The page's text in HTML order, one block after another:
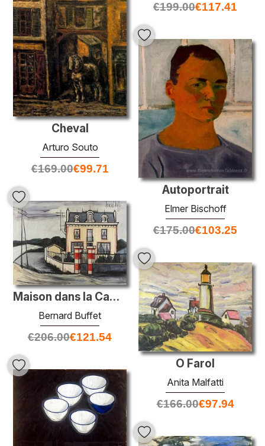
€199.00€117.41
Cheval
Arturo Souto
€169.00€99.71
Autoportrait
Elmer Bischoff
€175.00€103.25
Maison dans la Campagne
Bernard Buffet
€206.00€121.54
O Farol
Anita Malfatti
€166.00€97.94